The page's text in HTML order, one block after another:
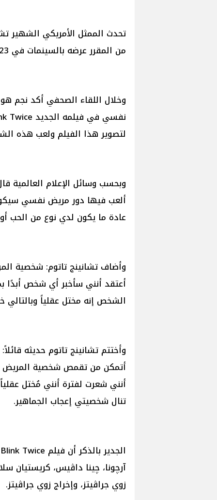
من المقرر عرضه بالسينمات في 23 أغسطس 2024.
وخلال اللقاء الصحفي أكد نجم
لتصوير هذا الفيلم ولعب هذه
وبحسب وسائل الإعلام العالمية
عادة ما يكون لدي نوع من الحب
أعتقد أنني سأخبر أي شخص أبدًا
الشخص إنه مختل عقلياً
وأختتم تشانينج تاتوم حديثه
أنني شعرت لفترة أنني مُختل
تنال شخصيتي إعجاب الجماهير.
آرچونا، چينا داڤيس، كريستيان
زوي جراڤيتز، وإخراج زوي جراڤيتز.